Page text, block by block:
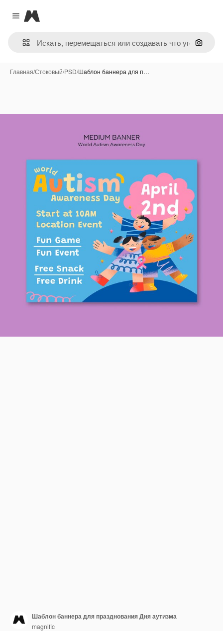
Close menu
Magnific
Поиск
Главная/Стоковый/PSD/Шаблон баннера для п…
Шаблон баннера для празднования Дня аутизма
magnific